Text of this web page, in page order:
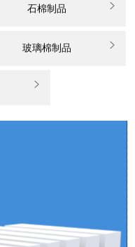
石棉制品 
玻璃棉制品 
